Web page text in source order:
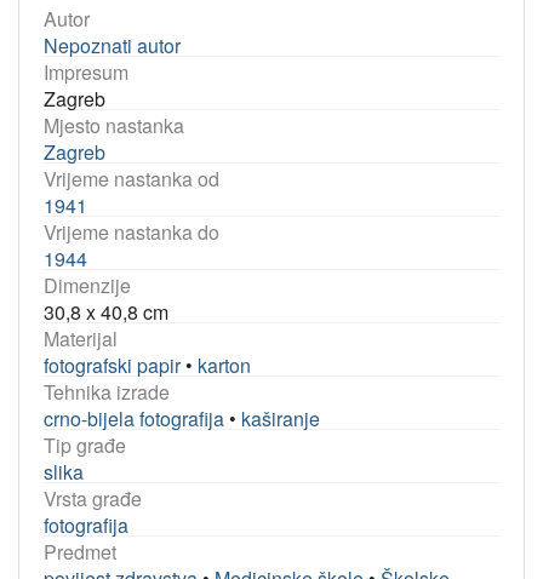
Autor
Nepoznati autor
Impresum
Zagreb
Mjesto nastanka
Zagreb
Vrijeme nastanka od
1941
Vrijeme nastanka do
1944
Dimenzije
30,8 x 40,8 cm
Materijal
fotografski papir• karton
Tehnika izrade
crno-bijela fotografija • kaširanje
Tip građe
slika
Vrsta građe
fotografija
Predmet